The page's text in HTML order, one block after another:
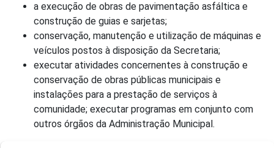
a execução de obras de pavimentação asfáltica e
construção de guias e sarjetas;
conservação, manutenção e utilização de máquinas e
veículos postos à disposição da Secretaria;
executar atividades concernentes à construção e
conservação de obras públicas municipais e
instalações para a prestação de serviços à
comunidade; executar programas em conjunto com
outros órgãos da Administração Municipal.